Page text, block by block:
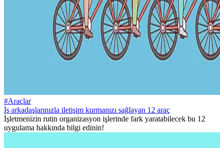
#Araçlar
İş arkadaşlarınızla iletişim kurmanızı sağlayan 12 araç
İşletmenizin rutin organizasyon işlerinde fark yaratabilecek bu 12
uygulama hakkında bilgi edinin!